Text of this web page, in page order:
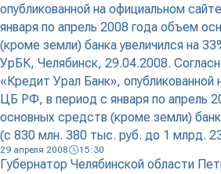
опубликованной на официальном
января по апрель 2008 года объем
(кроме земли) банка увеличился на
УрБК, Челябинск, 29.04.2008.
«Кредит Урал Банк», опубликованной
ЦБ РФ, в период с января по апрель
основных средств (кроме земли)
(с 830 млн. 380 тыс. руб. до 1 млрд.
29 апреля 2008 15:30
Губернатор Челябинской области